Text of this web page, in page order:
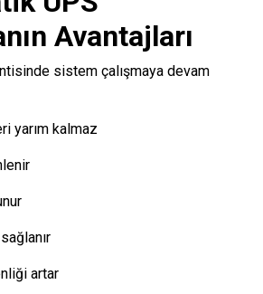
Avantajları
sistem çalışmaya devam
yarım kalmaz
artar